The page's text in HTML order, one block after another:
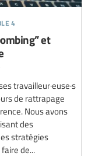
4
et
travailleur·euse·s
de rattrapage
Nous avons
des
stratégies
de...